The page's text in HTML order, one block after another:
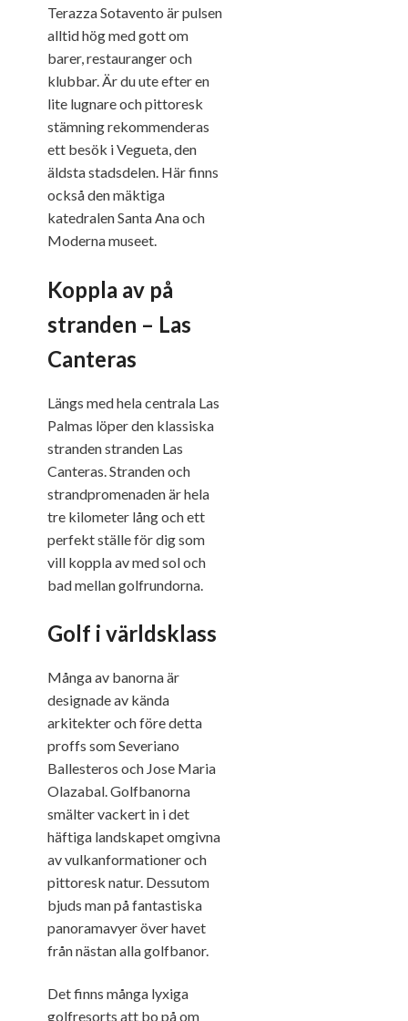
Terazza Sotavento är pulsen
alltid hög med gott om
barer, restauranger och
klubbar. Är du ute efter en
lite lugnare och pittoresk
stämning rekommenderas
ett besök i Vegueta, den
äldsta stadsdelen. Här finns
också den mäktiga
katedralen Santa Ana och
Moderna museet.
Koppla av på
stranden – Las
Canteras
Längs med hela centrala Las
Palmas löper den klassiska
stranden stranden Las
Canteras. Stranden och
strandpromenaden är hela
tre kilometer lång och ett
perfekt ställe för dig som
vill koppla av med sol och
bad mellan golfrundorna.
Golf i världsklass
Många av banorna är
designade av kända
arkitekter och före detta
proffs som Severiano
Ballesteros och Jose Maria
Olazabal. Golfbanorna
smälter vackert in i det
häftiga landskapet omgivna
av vulkanformationer och
pittoresk natur. Dessutom
bjuds man på fantastiska
panoramavyer över havet
från nästan alla golfbanor.
Det finns många lyxiga
golfresorts att bo på om